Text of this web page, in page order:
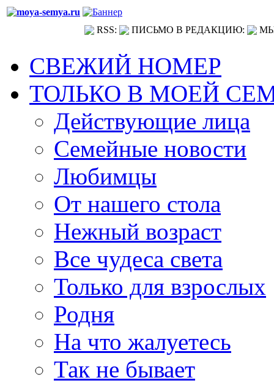
RSS: ПИСЬМО В РЕДАКЦИЮ:
СВЕЖИЙ НОМЕР
ТОЛЬКО В МОЕЙ
Действующие лица
Семейные новости
Любимцы
От нашего стола
Нежный возраст
Все чудеса света
Только для взрослых
Родня
На что жалуетесь
Так не бывает